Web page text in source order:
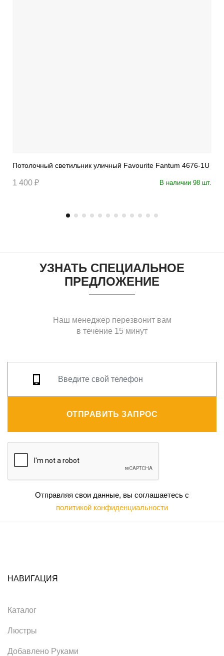
Потолочный светильник уличный Favourite Fantum 4676-1U
1 400 ₽ В наличии 98 шт.
УЗНАТЬ СПЕЦИАЛЬНОЕ
ПРЕДЛОЖЕНИЕ
Наш менеджер перезвонит вам
в течение 15 минут
ОТПРАВИТЬ ЗАПРОС
Отправляя свои данные, вы соглашаетесь с
политикой конфиденциальности
НАВИГАЦИЯ
Каталог
Люстры
Добавлено Руками